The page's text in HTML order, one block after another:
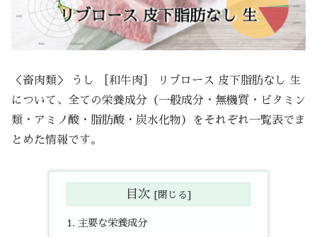
＜畜肉類＞ うし ［和牛肉］ リブロース 皮下脂肪なし 生
について、全ての栄養成分（一般成分・無機質・ビタミン
類・アミノ酸・脂肪酸・炭水化物）をそれぞれ一覧表でま
とめた情報です。
目次
主要な栄養成分